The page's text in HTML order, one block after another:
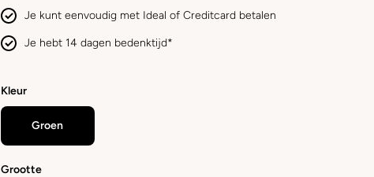
Je kunt eenvoudig met Ideal of Creditcard betalen
Je hebt 14 dagen bedenktijd*
Kleur
Groen
Grootte